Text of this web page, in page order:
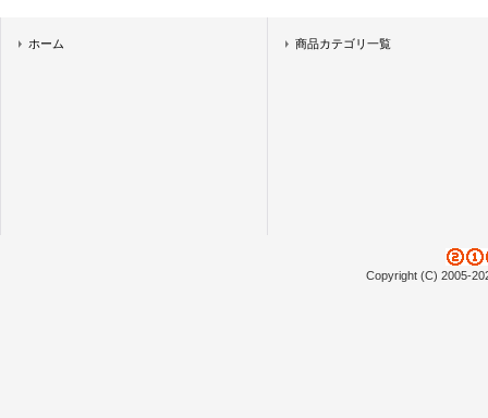
ホーム 商品カテゴリ一覧
Copyright (C) 2005-